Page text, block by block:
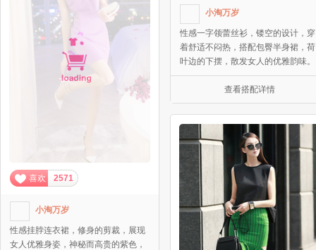
小淘万岁
性感一字领蕾丝衫，镂空的设计，穿
着舒适不闷热，搭配包臀半身裙，荷
叶边的下摆，散发女人的优雅韵味。
查看搭配详情
喜欢 2571
小淘万岁
性感挂脖连衣裙，修身的剪裁，展现
女人优雅身姿，神秘而高贵的紫色，